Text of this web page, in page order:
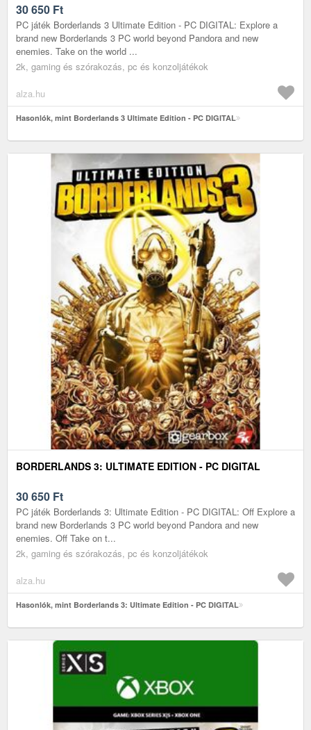
30 650 Ft
PC játék Borderlands 3 Ultimate Edition - PC DIGITAL: Explore a
brand new Borderlands 3 PC world beyond Pandora and new
enemies. Take on the world ...
2k, gaming és szórakozás, pc és konzoljátékok
alza.hu
Hasonlók, mint Borderlands 3 Ultimate Edition - PC DIGITAL
BORDERLANDS 3: ULTIMATE EDITION - PC DIGITAL
30 650 Ft
PC játék Borderlands 3: Ultimate Edition - PC DIGITAL: Off Explore a
brand new Borderlands 3 PC world beyond Pandora and new
enemies. Off Take on t...
2k, gaming és szórakozás, pc és konzoljátékok
alza.hu
Hasonlók, mint Borderlands 3: Ultimate Edition - PC DIGITAL